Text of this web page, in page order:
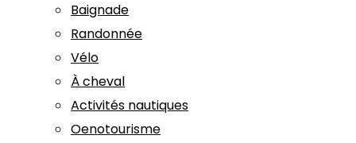
Baignade
Randonnée
Vélo
À cheval
Activités nautiques
Oenotourisme